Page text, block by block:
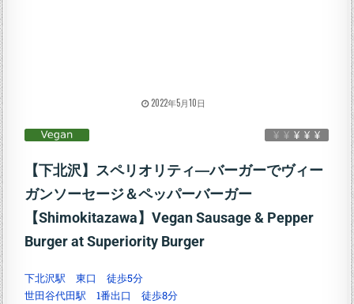
2022年5月10日
【下北沢】スペリオリティ―バーガーでヴィー
ガンソーセージ＆ペッパーバーガー
【Shimokitazawa】Vegan Sausage & Pepper
Burger at Superiority Burger
下北沢駅 東口 徒歩5分
世田谷代田駅 1番出口 徒歩8分